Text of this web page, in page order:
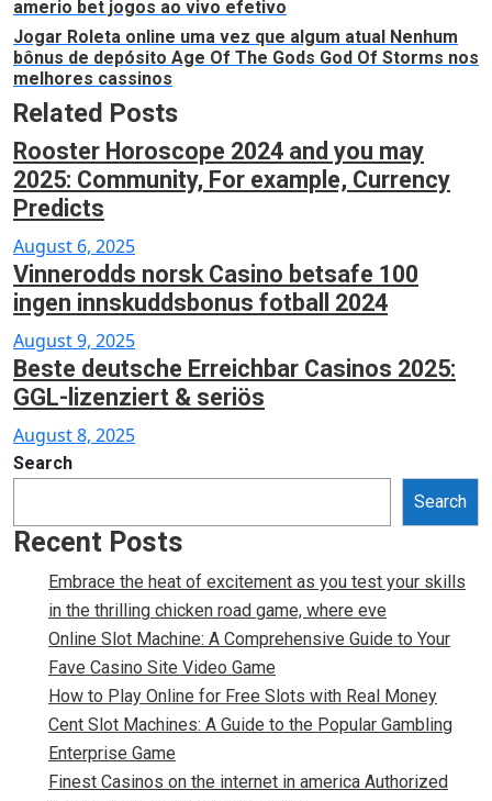
amerio bet jogos ao vivo efetivo
Jogar Roleta online uma vez que algum atual Nenhum
bônus de depósito Age Of The Gods God Of Storms nos
melhores cassinos
Related Posts
Rooster Horoscope 2024 and you may
2025: Community, For example, Currency
Predicts
Posted
on
August 6, 2025
Vinnerodds norsk Casino betsafe 100
ingen innskuddsbonus fotball 2024
Posted
on
August 9, 2025
Beste deutsche Erreichbar Casinos 2025:
GGL-lizenziert & seriös
Posted
on
August 8, 2025
Search
Search
Recent Posts
Embrace the heat of excitement as you test your skills
in the thrilling chicken road game, where eve
Online Slot Machine: A Comprehensive Guide to Your
Fave Casino Site Video Game
How to Play Online for Free Slots with Real Money
Cent Slot Machines: A Guide to the Popular Gambling
Enterprise Game
Finest Casinos on the internet in america Authorized